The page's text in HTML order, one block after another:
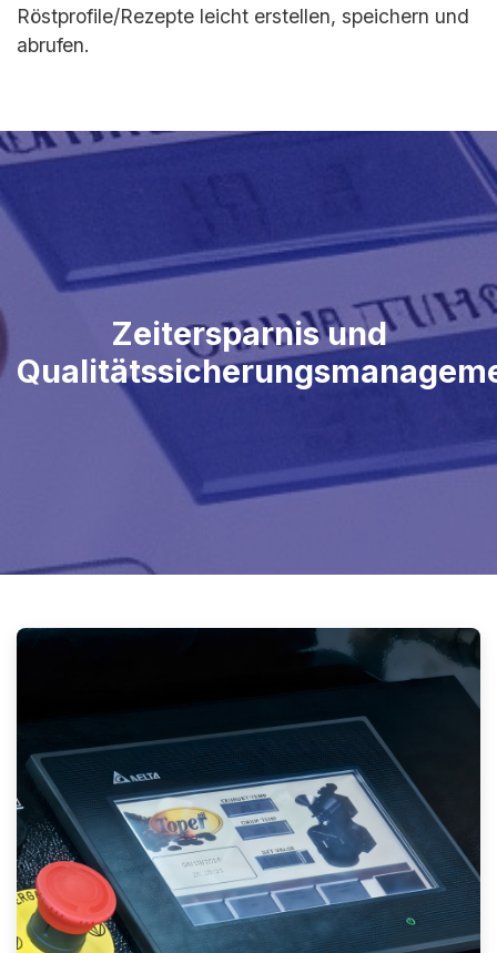
Röstprofile/Rezepte leicht erstellen, speichern und
abrufen.
Zeitersparnis und